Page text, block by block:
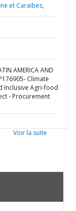
et Caraïbes,
AMERICA AND
Climate
Inclusive Agri-food
- Procurement
Voir la suite